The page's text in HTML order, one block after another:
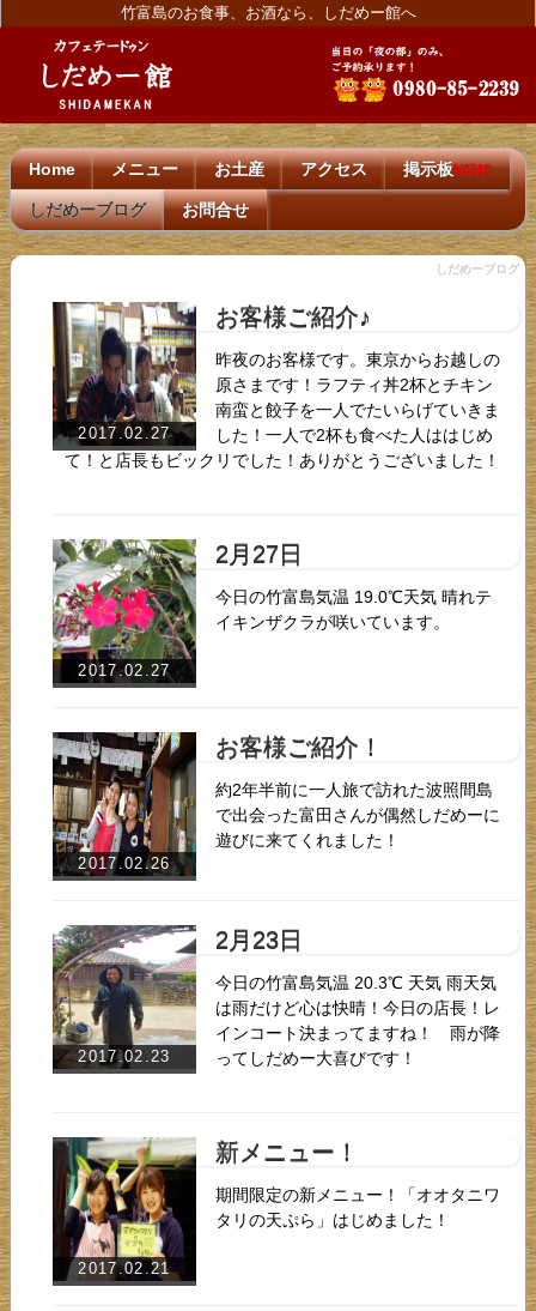
竹富島のお食事、お酒なら、しだめー館へ
Home メニュー お土産 アクセス 掲示板NEW!
しだめーブログ お問合せ
しだめーブログ
2017.02.27
お客様ご紹介♪
昨夜のお客様です。東京からお越しの
原さまです！ラフティ丼2杯とチキン
南蛮と餃子を一人でたいらげていきま
した！一人で2杯も食べた人ははじめ
て！と店長もビックリでした！ありがとうございました！
2017.02.27
2月27日
今日の竹富島気温 19.0℃天気 晴れテ
イキンザクラが咲いています。
2017.02.26
お客様ご紹介！
約2年半前に一人旅で訪れた波照間島
で出会った富田さんが偶然しだめーに
遊びに来てくれました！
2017.02.23
2月23日
今日の竹富島気温 20.3℃ 天気 雨天気
は雨だけど心は快晴！今日の店長！レ
インコート決まってますね！ 雨が降
ってしだめー大喜びです！
2017.02.21
新メニュー！
期間限定の新メニュー！「オオタニワ
タリの天ぷら」はじめました！